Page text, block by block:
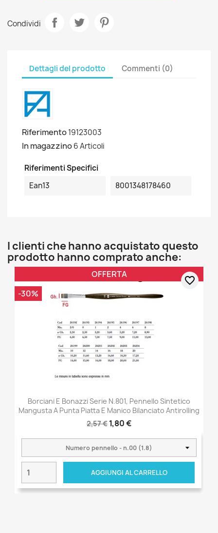
Condividi
Dettagli del prodotto Commenti (0)
Riferimento19123003
In magazzino6 Articoli
Riferimenti Specifici
Ean13
8001348178460
I clienti che hanno acquistato questo
prodotto hanno comprato anche:
Borciani E Bonazzi Serie N.801, Pennello Sintetico
Mangusta A Punta Piatta E Manico Bilanciato Antirolling
2,57 € 1,80 €
AGGIUNGI AL CARRELLO
OFFERTA
-30%
favorite_border